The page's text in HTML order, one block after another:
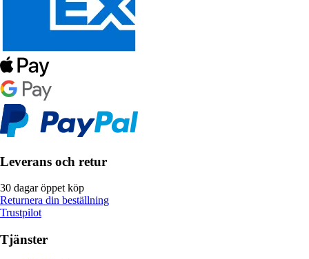
Leverans och retur
30 dagar öppet köp
Returnera din beställning
Trustpilot
Tjänster